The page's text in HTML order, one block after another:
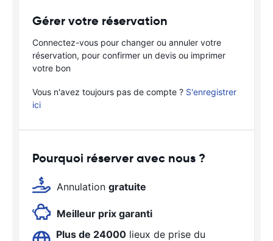
Gérer votre réservation
Connectez-vous pour changer ou annuler votre
réservation, pour confirmer un devis ou imprimer
votre bon
Vous n'avez toujours pas de compte ? S'enregistrer
ici
Pourquoi réserver avec nous ?
Annulation gratuite
Meilleur prix garanti
Plus de 24000lieux de prise du